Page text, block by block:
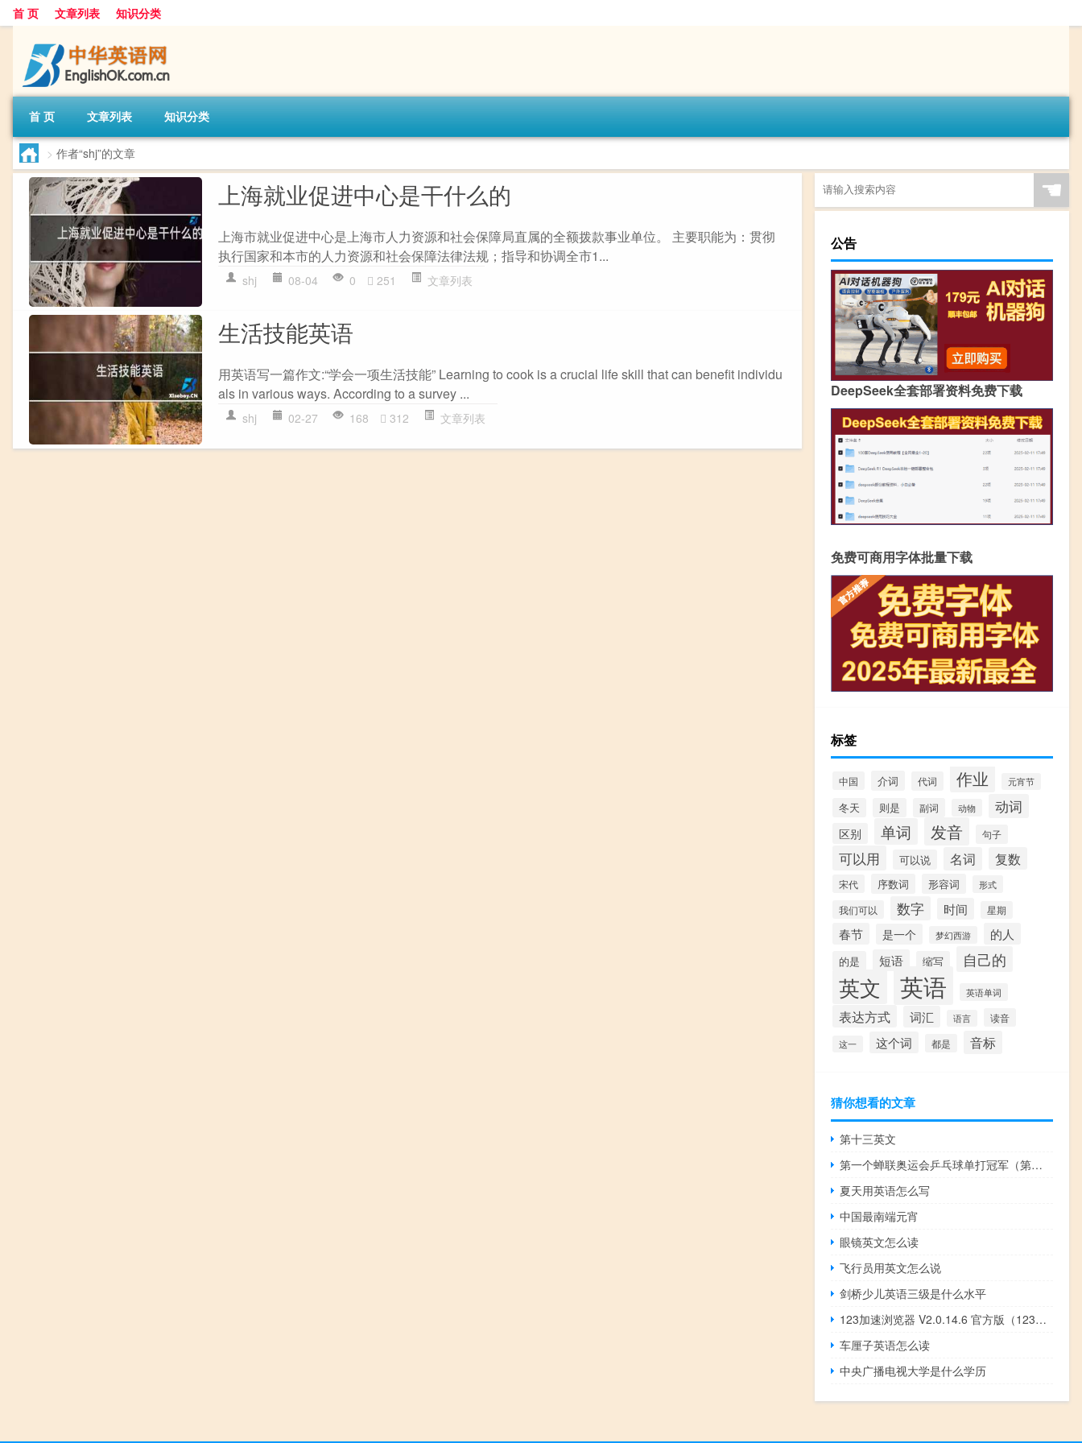
首 页 文章列表 知识分类
首 页 文章列表 知识分类
> 作者“shj”的文章
上海就业促进中心是干什么的
上海市就业促进中心是上海市人力资源和社会保障局直属的全额拨款事业单位。 主要职能为：贯彻
执行国家和本市的人力资源和社会保障法律法规；指导和协调全市1...
shj 08-04 0 251 文章列表
生活技能英语
用英语写一篇作文:“学会一项生活技能” Learning to cook is a crucial life skill that can benefit individu
als in various ways. According to a survey ...
shj 02-27 168 312 文章列表
☚
公告
DeepSeek全套部署资料免费下载
免费可商用字体批量下载
标签
中国 介词 代词 作业 元宵节
冬天 则是 副词 动物 动词
区别 单词 发音 句子
可以用 可以说 名词 复数
宋代 序数词 形容词 形式
我们可以 数字 时间 星期
春节 是一个 梦幻西游 的人
的是 短语 缩写 自己的
英文 英语 英语单词
表达方式 词汇 语言 读音
这一 这个词 都是 音标
猜你想看的文章
第十三英文
第一个蝉联奥运会乒乓球单打冠军（第一个蝉联奥运会乒乓球金牌）
夏天用英语怎么写
中国最南端元宵
眼镜英文怎么读
飞行员用英文怎么说
剑桥少儿英语三级是什么水平
123加速浏览器 V2.0.14.6 官方版（123加速浏览器 V2.0.14.6 官方版功能简介）
车厘子英语怎么读
中央广播电视大学是什么学历